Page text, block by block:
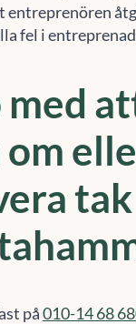
entreprenören
fel i
med
om
på010-14 68